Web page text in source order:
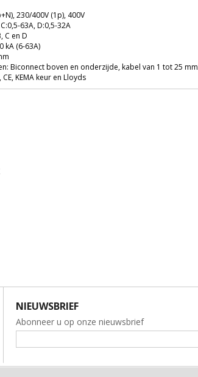
230/400V (1p), 400V
63A, D:0,5-32A
C en D
kA (6-63A)
Biconnect boven en onderzijde, kabel van 1 tot 25
KEMA keur en Lloyds
NIEUWSBRIEF
Abonneer u op onze nieuwsbrief